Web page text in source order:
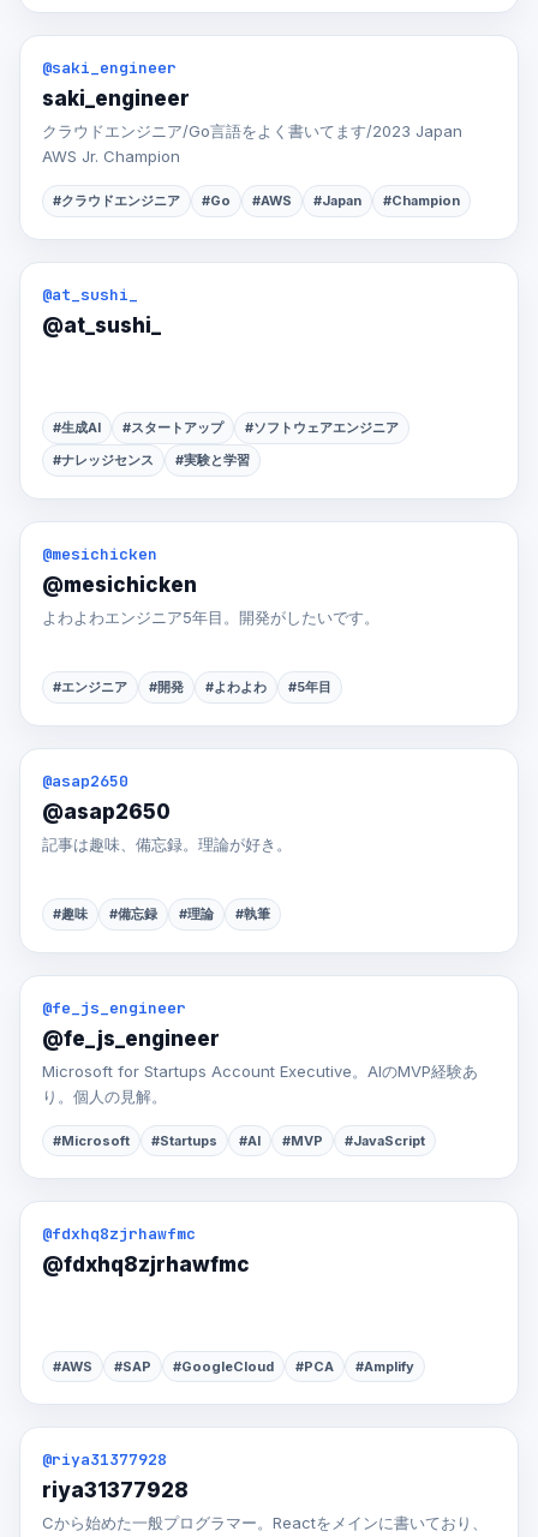
@saki_engineer
saki_engineer
クラウドエンジニア/Go言語をよく書いてます/2023 Japan
AWS Jr. Champion
#クラウドエンジニア #Go #AWS #Japan #Champion
@at_sushi_
@at_sushi_
#生成AI #スタートアップ
#ソフトウェアエンジニア
#ナレッジセンス
#実験と学習
@mesichicken
@mesichicken
よわよわエンジニア5年目。開発がしたいです。
#エンジニア #開発 #よわよわ #5年目
@asap2650
@asap2650
記事は趣味、備忘録。理論が好き。
#趣味 #備忘録 #理論 #執筆
@fe_js_engineer
@fe_js_engineer
Microsoft for Startups Account Executive。AIのMVP経験あ
り。個人の見解。
#Microsoft #Startups #AI #MVP #JavaScript
@fdxhq8zjrhawfmc
@fdxhq8zjrhawfmc
#AWS #SAP #GoogleCloud #PCA #Amplify
@riya31377928
riya31377928
Cから始めた一般プログラマー。Reactをメインに書いており、